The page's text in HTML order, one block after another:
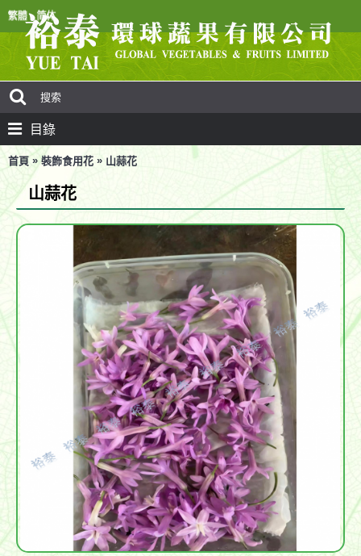
目錄
首頁 » 裝飾食用花 » 山蒜花
山蒜花